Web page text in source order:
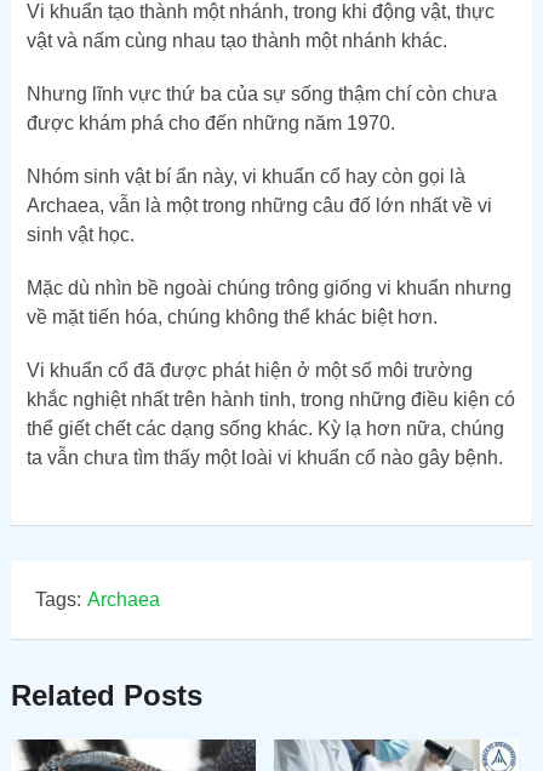
Vi khuẩn tạo thành một nhánh, trong khi động vật, thực
vật và nấm cùng nhau tạo thành một nhánh khác.
Nhưng lĩnh vực thứ ba của sự sống thậm chí còn chưa
được khám phá cho đến những năm 1970.
Nhóm sinh vật bí ẩn này, vi khuẩn cổ hay còn gọi là
Archaea, vẫn là một trong những câu đố lớn nhất về vi
sinh vật học.
Mặc dù nhìn bề ngoài chúng trông giống vi khuẩn nhưng
về mặt tiến hóa, chúng không thể khác biệt hơn.
Vi khuẩn cổ đã được phát hiện ở một số môi trường
khắc nghiệt nhất trên hành tinh, trong những điều kiện có
thể giết chết các dạng sống khác. Kỳ lạ hơn nữa, chúng
ta vẫn chưa tìm thấy một loài vi khuẩn cổ nào gây bệnh.
Tags: Archaea
Related Posts